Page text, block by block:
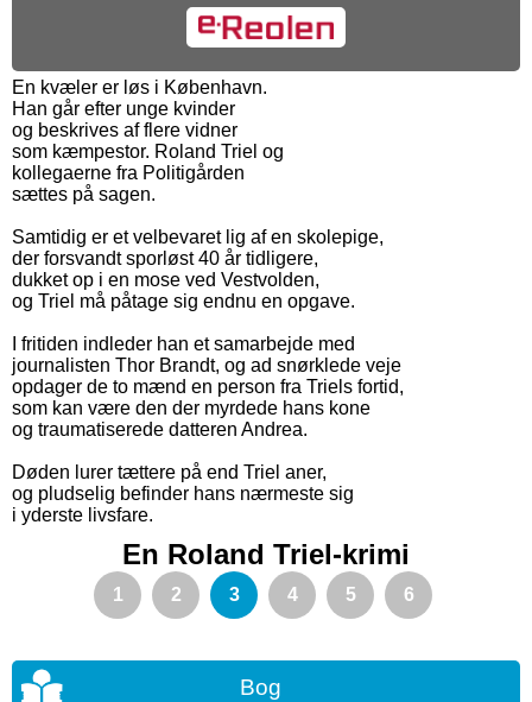
En kvæler er løs i København.
Han går efter unge kvinder
og beskrives af flere vidner
som kæmpestor. Roland Triel og
kollegaerne fra Politigården
sættes på sagen.
Samtidig er et velbevaret lig af en skolepige,
der forsvandt sporløst 40 år tidligere,
dukket op i en mose ved Vestvolden,
og Triel må påtage sig endnu en opgave.
I fritiden indleder han et samarbejde med
journalisten Thor Brandt, og ad snørklede veje
opdager de to mænd en person fra Triels fortid,
som kan være den der myrdede hans kone
og traumatiserede datteren Andrea.
Døden lurer tættere på end Triel aner,
og pludselig befinder hans nærmeste sig
i yderste livsfare.
En Roland Triel-krimi
1 2 3 4 5 6
Bog